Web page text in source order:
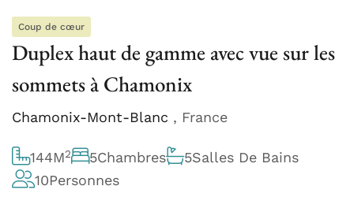
Coup de cœur
Duplex haut de gamme avec vue sur les
sommets à Chamonix
Chamonix-Mont-Blanc , France
144M2 5Chambres 5Salles De Bains
10Personnes